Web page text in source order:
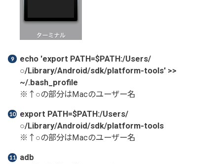
echo 'export PATH=$PATH:/Users/
○/Library/Android/sdk/platform-tools' >>
~/.bash_profile
※↑○の部分はMacのユーザー名
export PATH=$PATH:/Users/
○/Library/Android/sdk/platform-tools
※↑○の部分はMacのユーザー名
adb